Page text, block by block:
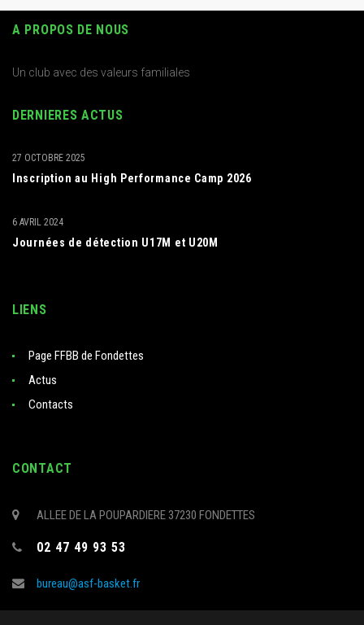
A PROPOS DE NOUS
Un club avec des valeurs familiales
DERNIERES ACTUS
Inscription au High Performance Camp 2026
27 OCTOBRE 2025
Journées de détection U17M et U20M
6 AVRIL 2024
LIENS
Page FFBB de Fondettes
Actus
Contacts
CONTACT
ALLEE DE LA POUPARDIERE 37230 FONDETTES
02 47 49 93 53
bureau@asf-basket.fr